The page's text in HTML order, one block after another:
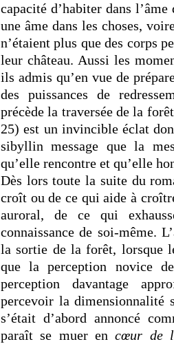
capacité d’habiter dans
une âme dans les choses,
n’étaient plus que des corps
leur château. Aussi les
ils admis qu’en vue de
des puissances de
précède la traversée de la
25) est un invincible éclat
sibyllin message que la
qu’elle rencontre et qu’elle
Dès lors toute la suite du
croît ou de ce qui aide à
auroral, de ce qui
connaissance de soi-même.
la sortie de la forêt, lorsque
que la perception novice
perception davantage
percevoir la dimensionnalité
s’était d’abord annoncé
paraît se muer encœur de